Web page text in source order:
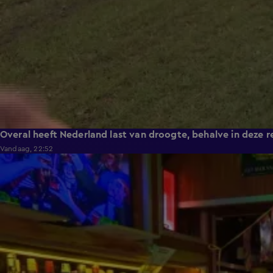
Overal heeft Nederland last van droogte, behalve in deze
Vandaag, 22:52
2:08